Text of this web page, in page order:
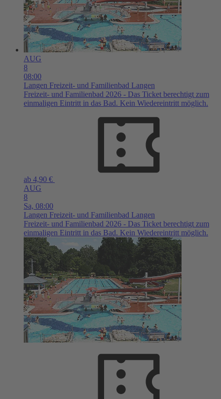
AUG
8
08:00
Langen Freizeit- und Familienbad Langen
Freizeit- und Familienbad 2026 - Das Ticket berechtigt zum
einmaligen Eintritt in das Bad. Kein Wiedereintritt möglich.
ab 4,90 €
AUG
8
Sa, 08:00
Langen Freizeit- und Familienbad Langen
Freizeit- und Familienbad 2026 - Das Ticket berechtigt zum
einmaligen Eintritt in das Bad. Kein Wiedereintritt möglich.